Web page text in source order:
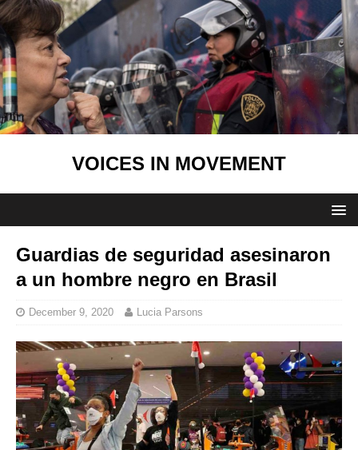
VOICES IN MOVEMENT
Guardias de seguridad asesinaron
a un hombre negro en Brasil
December 9, 2020 Lucia Parsons